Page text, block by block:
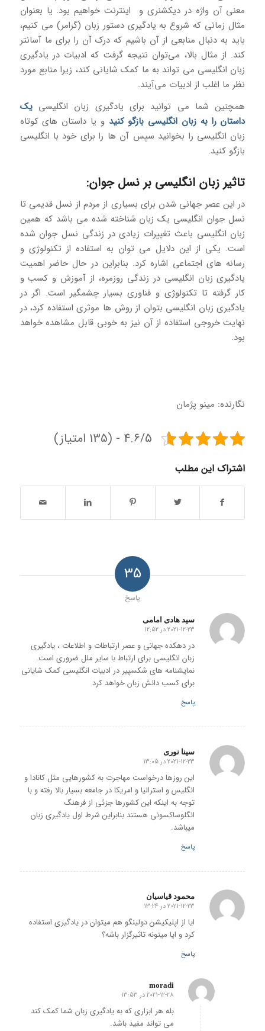
معنی آن واژه در دیکشنری و اینترنت خواهیم بود. یا بعنوان
مثال زمانی که شروع به یادگیری دستور زبان (گرامر) می کنیم،
باید به دنبال منابعی از آن باشیم که درک آن را برای ما آسانتر
کند. از مثال بالا، می‌توان نتیجه گرفت که ادبیات در یادگیری
زبان انگلیسی می تواند به ما کمک شایانی کند، زیرا منابع مورد
نظر ما اغلب از ادبیات می‌آیند.
همچنین شما می توانید برای یادگیری زبان انگلیسی یک
داستان را به زبان انگلیسی بازگو کنید و یا داستان های کوتاه
زبان انگلیسی را بخوانید سپس آن ها را برای خود با انگلیسی
بازگو کنید.
تاثیر زبان انگلیسی بر نسل جوان:
در این عصر جهانی شدن برای بسیاری از مردم از نسل قدیمی تا
نسل جوان انگلیسی یک زبان شناخته شده می باشد که همین
زبان انگلیسی باعث تغییرات زیادی در زندگی نسل جوان شده
است. یکی از این دلایل می توان به استفاده از تکنولوژی و
رسانه های اجتماعی اشاره کرد. بنابراین در حال حاضر اهمیت
یادگیری زبان انگلیسی در زندگی روزمره، از آموزش و کسب و
کار گرفته تا تکنولوژی و فناوری بسیار چشمگیر است. اگر در
یادگیری زبان انگلیسی بتوان از روش ها موثری استفاده کرد، در
نهایت خروجی استفاده از آن نیز به خوبی قابل مشاهده خواهد
بود.
نگارنده: مینو پژمان
4.6/5 - (135 امتیاز)
اشتراک این مطلب
35
پاسخ
سید هادی امامی
گفته:
2021-12-23 در 12:52
در دهکده جهانی و عصر ارتباطات و اطلاعات ، یادگیری
زبان انگلیسی برای ارتباط با سایر ملل ضروری است.
نمایشنامه های شکسپیر در ادبیات انگلیسی کمک شایانی
برای کسب دانش زبان خواهد کرد
پاسخ
سینا نوری
گفته:
2021-12-23 در 13:05
این روزها درخواست مهاجرت به کشورهایی مثل کانادا و
انگلیس و استرالیا و امریکا در جامعه بسیار بالا رفته و با
توجه به اینکه این کشورها جزئی از فرهنگ
انگلوساکسونی هستند بنابراین شرط اول یادگیری زبان
میباشد.
پاسخ
محمود قیاسیان
گفته:
2021-12-23 در 13:24
ایا از اپلیکیشن دولینگو هم میتوان در یادگیری استفاده
کرد و ایا میتونه تاثیرگزار باشه؟
پاسخ
moradi
گفته:
2021-12-28 در 13:53
بله هر ابزاری که به یادگیری زبان شما کمک کند
می تواند مفید باشد.